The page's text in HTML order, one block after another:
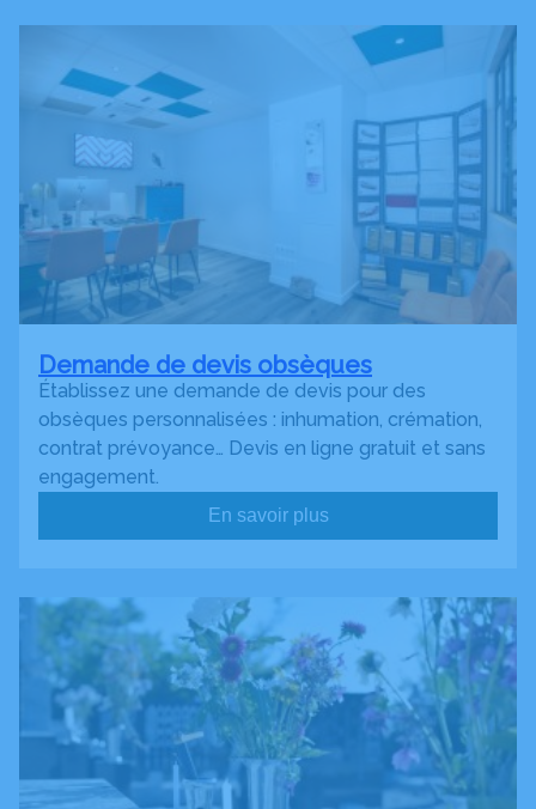
Demande de devis obsèques
Établissez une demande de devis pour des
obsèques personnalisées : inhumation, crémation,
contrat prévoyance… Devis en ligne gratuit et sans
engagement.
En savoir plus